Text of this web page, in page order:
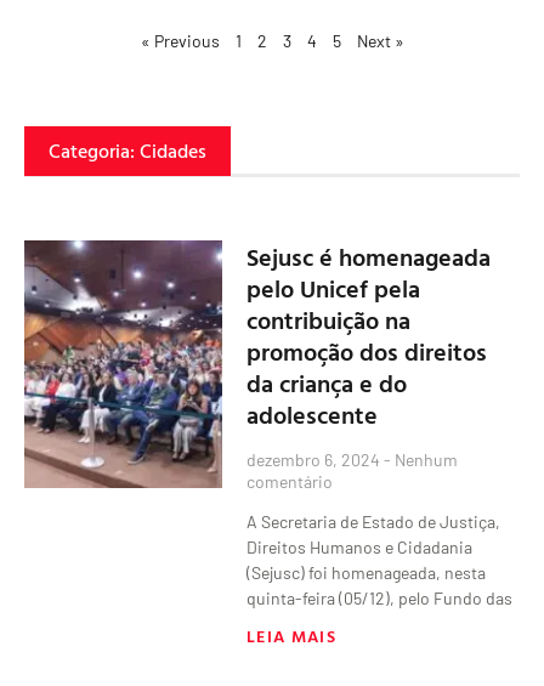
« Previous 1 2 3 4 5 Next »
Categoria: Cidades
Sejusc é homenageada
pelo Unicef pela
contribuição na
promoção dos direitos
da criança e do
adolescente
dezembro 6, 2024 Nenhum
comentário
A Secretaria de Estado de Justiça,
Direitos Humanos e Cidadania
(Sejusc) foi homenageada, nesta
quinta-feira (05/12), pelo Fundo das
LEIA MAIS